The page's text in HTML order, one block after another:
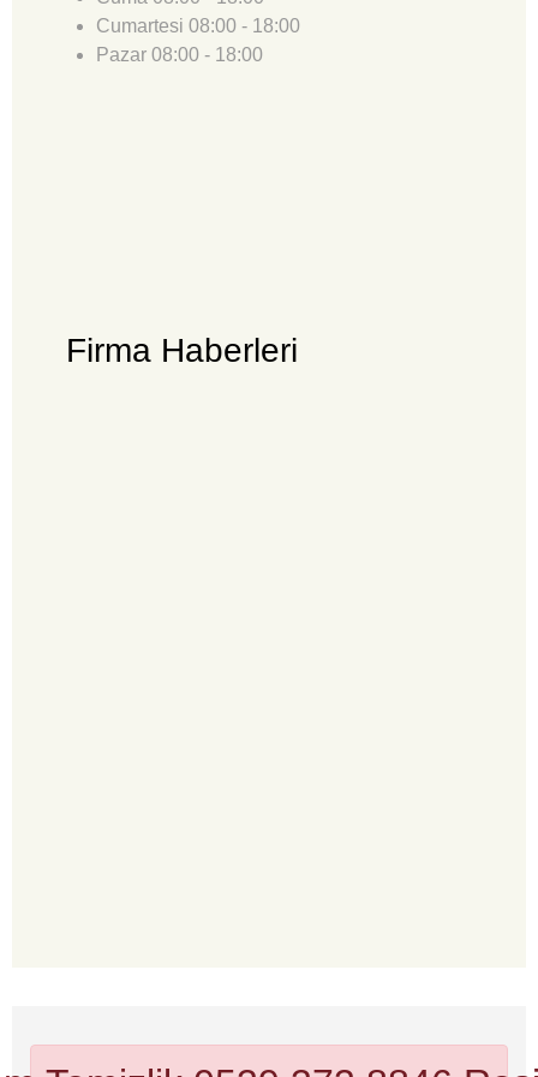
Cumartesi 08:00 - 18:00
Pazar 08:00 - 18:00
Firma Haberleri